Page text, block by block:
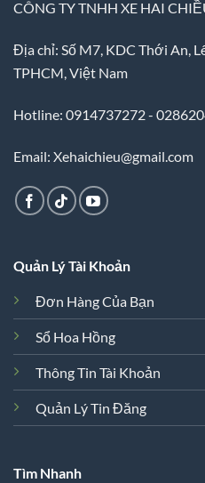
CÔNG TY TNHH XE HAI
Địa chỉ: Số M7, KDC Thới An,
TPHCM, Việt Nam
Hotline: 0914737272 -
Email: Xehaichieu@gmail.com
Quản Lý Tài Khoản
Đơn Hàng Của Bạn
Sổ Hoa Hồng
Thông Tin Tài Khoản
Quản Lý Tin Đăng
Tìm Nhanh